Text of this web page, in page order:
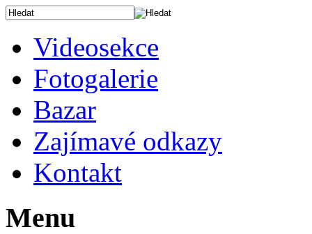
Videosekce
Fotogalerie
Bazar
Zajímavé odkazy
Kontakt
Menu